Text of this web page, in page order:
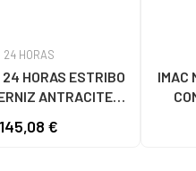
24 HORAS
24 HORAS ESTRIBO
ANTRACITE
145,08 €
IMAC